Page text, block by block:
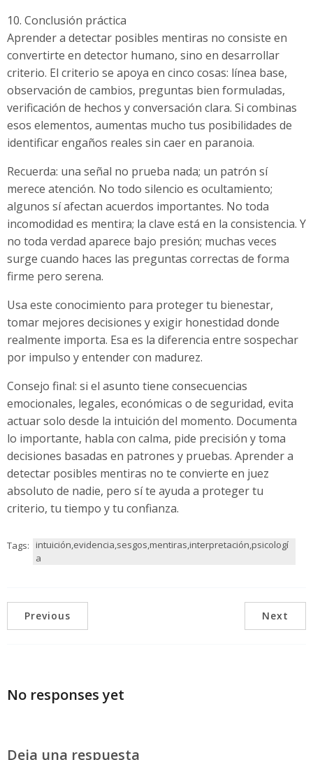
10. Conclusión práctica
Aprender a detectar posibles mentiras no consiste en
convertirte en detector humano, sino en desarrollar
criterio. El criterio se apoya en cinco cosas: línea base,
observación de cambios, preguntas bien formuladas,
verificación de hechos y conversación clara. Si combinas
esos elementos, aumentas mucho tus posibilidades de
identificar engaños reales sin caer en paranoia.
Recuerda: una señal no prueba nada; un patrón sí
merece atención. No todo silencio es ocultamiento;
algunos sí afectan acuerdos importantes. No toda
incomodidad es mentira; la clave está en la consistencia. Y
no toda verdad aparece bajo presión; muchas veces
surge cuando haces las preguntas correctas de forma
firme pero serena.
Usa este conocimiento para proteger tu bienestar,
tomar mejores decisiones y exigir honestidad donde
realmente importa. Esa es la diferencia entre sospechar
por impulso y entender con madurez.
Consejo final: si el asunto tiene consecuencias
emocionales, legales, económicas o de seguridad, evita
actuar solo desde la intuición del momento. Documenta
lo importante, habla con calma, pide precisión y toma
decisiones basadas en patrones y pruebas. Aprender a
detectar posibles mentiras no te convierte en juez
absoluto de nadie, pero sí te ayuda a proteger tu
criterio, tu tiempo y tu confianza.
Tags:
intuición,evidencia,sesgos,mentiras,interpretación,psicologí
a
Previous Next
No responses yet
Deja una respuesta